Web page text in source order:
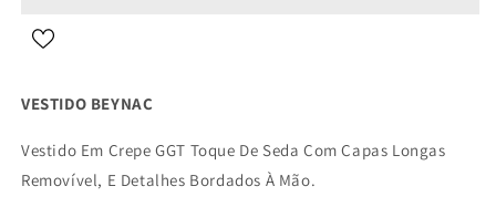
VESTIDO BEYNAC
Vestido Em Crepe GGT Toque De Seda Com Capas Longas
Removível, E Detalhes Bordados À Mão.